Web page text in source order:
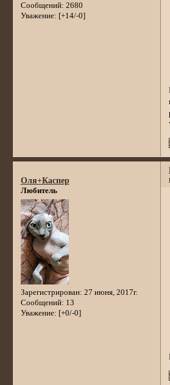
Сообщений: 2680
Уважение: [+14/-0]
Оля+Каспер
Любитель
Зарегистрирован: 27 июня, 2017г.
Сообщений: 13
Уважение: [+0/-0]